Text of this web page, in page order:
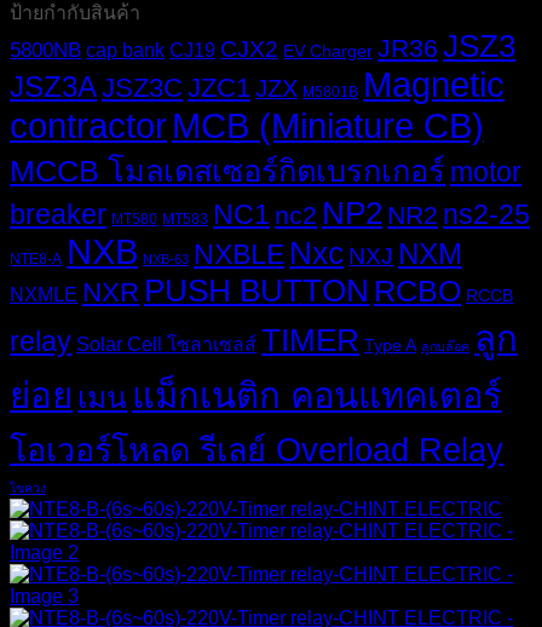
ป้ายกำกับสินค้า
5800NB cap bank CJ19 CJX2 EV Charger JR36 JSZ3
JSZ3AJSZ3C JZC1JZX M5801B Magnetic
contractorMCB (Miniature CB)
MCCB โมลเดสเซอร์กิตเบรกเกอร์ motor
breaker MT580 MT583 NC1 nc2 NP2 NR2 ns2-25
NTE8-A NXB NXB-63 NXBLE Nxc NXJ NXM
NXMLE NXR PUSH BUTTON RCBO RCCB
relay Solar Cell โซลาเซลส์ TIMER Type A ลูกบล๊อค ลูก
ย่อย เมน แม็กเนติก คอนแทคเตอร์
โอเวอร์โหลด รีเลย์ Overload Relay
ไขควง